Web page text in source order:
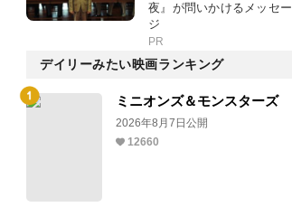
夜』が問いかけるメッセー
ジ
PR
デイリーみたい映画ランキング
ミニオンズ＆モンスターズ
2026年8月7日公開
12660